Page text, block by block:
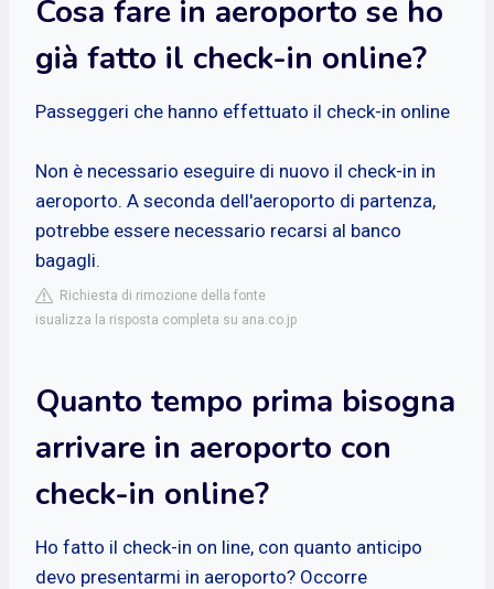
Cosa fare in aeroporto se ho
già fatto il check-in online?
Passeggeri che hanno effettuato il check-in online
Non è necessario eseguire di nuovo il check-in in
aeroporto. A seconda dell'aeroporto di partenza,
potrebbe essere necessario recarsi al banco
bagagli.
Richiesta di rimozione della fonte
isualizza la risposta completa su ana.co.jp
Quanto tempo prima bisogna
arrivare in aeroporto con
check-in online?
Ho fatto il check-in on line, con quanto anticipo
devo presentarmi in aeroporto? Occorre